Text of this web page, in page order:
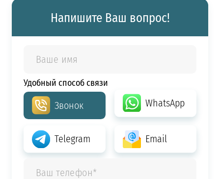
Напишите Ваш вопрос!
Удобный способ связи
Звонок WhatsApp
Telegram Email